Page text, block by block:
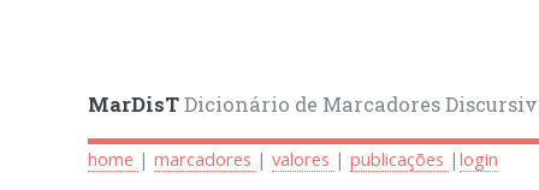
MarDisTDicionário de Marcadores
home |marcadores |valores |publicações |login